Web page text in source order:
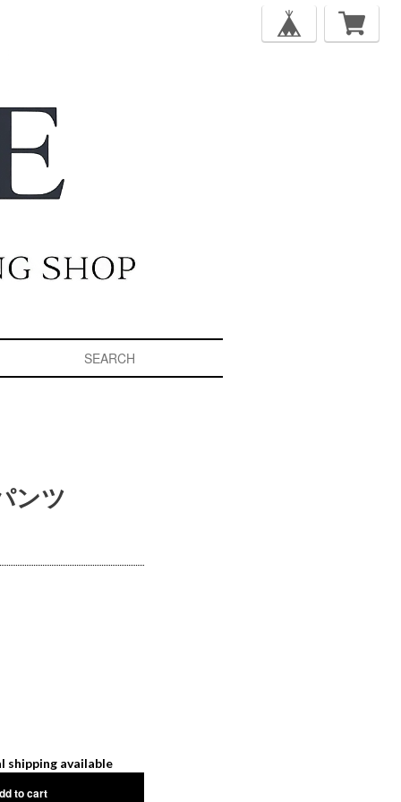
ンツ
shipping available
to cart